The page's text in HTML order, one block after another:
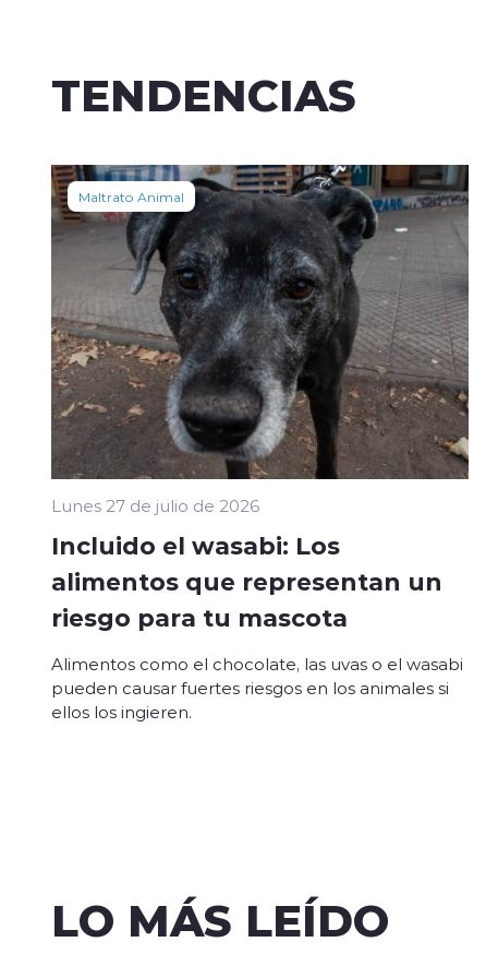
TENDENCIAS
Maltrato Animal
Lunes 27 de julio de 2026
Incluido el wasabi: Los
alimentos que representan un
riesgo para tu mascota
Alimentos como el chocolate, las uvas o el wasabi
pueden causar fuertes riesgos en los animales si
ellos los ingieren.
LO MÁS LEÍDO